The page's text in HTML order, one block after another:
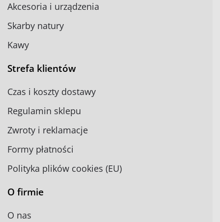
Akcesoria i urządzenia
Skarby natury
Kawy
Strefa klientów
Czas i koszty dostawy
Regulamin sklepu
Zwroty i reklamacje
Formy płatności
Polityka plików cookies (EU)
O firmie
O nas